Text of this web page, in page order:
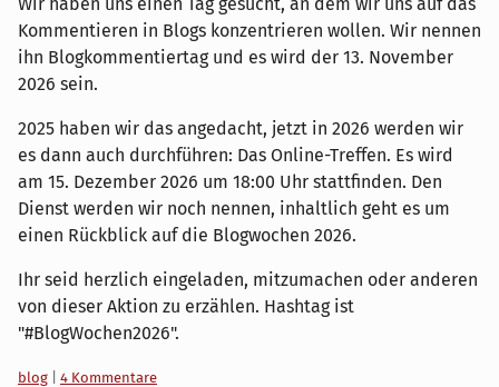
Kommentieren in Blogs konzentrieren wollen. Wir nennen
ihn Blogkommentiertag und es wird der 13. November
2026 sein.
2025 haben wir das angedacht, jetzt in 2026 werden wir
es dann auch durchführen: Das Online-Treffen. Es wird
am 15. Dezember 2026 um 18:00 Uhr stattfinden. Den
Dienst werden wir noch nennen, inhaltlich geht es um
einen Rückblick auf die Blogwochen 2026.
Ihr seid herzlich eingeladen, mitzumachen oder anderen
von dieser Aktion zu erzählen. Hashtag ist
"#BlogWochen2026".
Kategorien:
blog
4 Kommentare